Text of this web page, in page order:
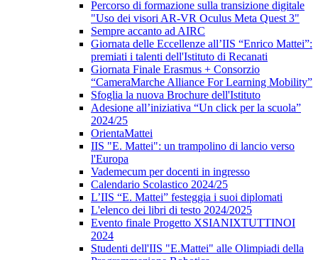
Percorso di formazione sulla transizione digitale
"Uso dei visori AR-VR Oculus Meta Quest 3"
Sempre accanto ad AIRC
Giornata delle Eccellenze all’IIS “Enrico Mattei”:
premiati i talenti dell'Istituto di Recanati
Giornata Finale Erasmus + Consorzio
“CameraMarche Alliance For Learning Mobility”
Sfoglia la nuova Brochure dell'Istituto
Adesione all’iniziativa “Un click per la scuola”
2024/25
OrientaMattei
IIS "E. Mattei": un trampolino di lancio verso
l'Europa
Vademecum per docenti in ingresso
Calendario Scolastico 2024/25
L’IIS “E. Mattei” festeggia i suoi diplomati
L'elenco dei libri di testo 2024/2025
Evento finale Progetto XSIANIXTUTTINOI
2024
Studenti dell'IIS "E.Mattei" alle Olimpiadi della